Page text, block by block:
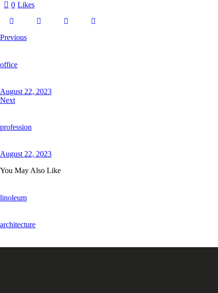
0 Likes
Previous
office
August 22, 2023
Next
profession
August 22, 2023
You May Also Like
linoleum
architecture